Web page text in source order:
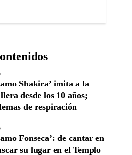
Shakira’ imita a la
desde los 10 años;
de respiración
Fonseca’: de cantar en
su lugar en el Templo